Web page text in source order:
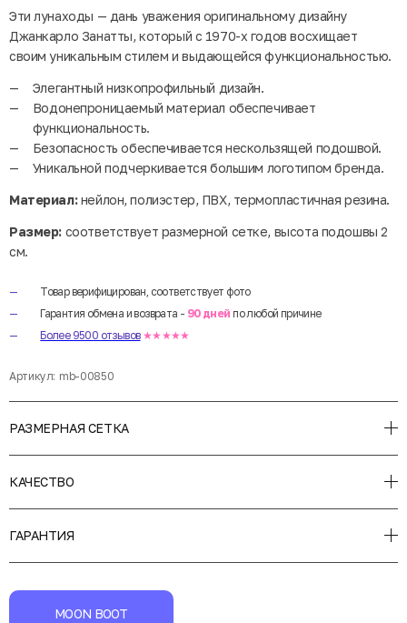
Эти лунаходы — дань уважения оригинальному дизайну
Джанкарло Занатты, который с 1970-х годов восхищает
своим уникальным стилем и выдающейся функциональностью.
Элегантный низкопрофильный дизайн.
Водонепроницаемый материал обеспечивает
функциональность.
Безопасность обеспечивается нескользящей подошвой.
Уникальной подчеркивается большим логотипом бренда.
Материал:нейлон, полиэстер, ПВХ, термопластичная резина.
Размер: соответствует размерной сетке, высота подошвы 2
см.
Товар верифицирован, соответствует фото
Гарантия обмена и возврата - 90 дней по любой причине
Более 9500 отзывов ★★★★★
Артикул: mb-00850
РАЗМЕРНАЯ СЕТКА
КАЧЕСТВО
ГАРАНТИЯ
MOON BOOT